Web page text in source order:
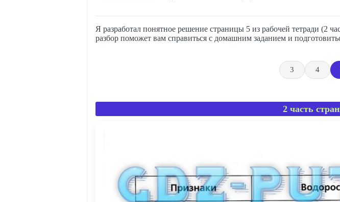
Я разработал понятное решение страницы 5 из рабочей тетради (2
разбор поможет вам справиться с домашним заданием и
3 4
2 часть